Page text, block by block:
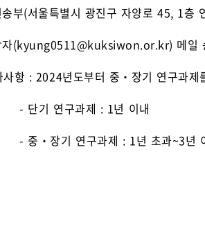
부(서울특별시 광진구 자양로 45, 1층
(kyung0511@kuksiwon.or.kr) 메일
사항 : 2024년도부터 중‧장기 연구과
연구과제 : 1년 이내
기 연구과제 : 1년 초과~3년